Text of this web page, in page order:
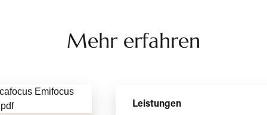
Mehr erfahren
Leistungen